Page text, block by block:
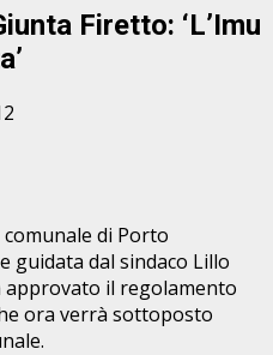
Firetto: ‘L’Imu
comunale di Porto
guidata dal sindaco Lillo
approvato il regolamento
ora verrà sottoposto